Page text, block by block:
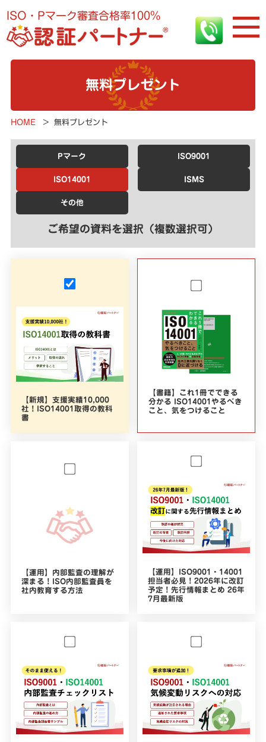
ISO・Pマーク審査合格率100%
無料プレゼント
HOME > 無料プレゼント
Pマーク ISO9001
ISO14001 ISMS
その他
ご希望の資料を選択（複数選択可）
【新規】支援実績10,000
社！ISO14001取得の教科
書
【書籍】これ1冊でできる
分かる ISO14001やるべき
こと、気をつけること
【運用】内部監査の理解が
深まる！ISO内部監査員を
社内教育する方法
【運用】ISO9001・14001
担当者必見！2026年に改訂
予定！先行情報まとめ 26年
7月最新版